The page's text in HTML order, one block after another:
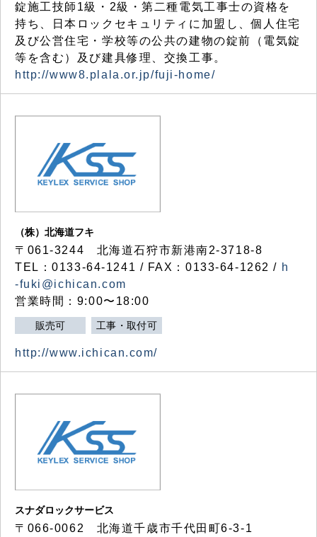
錠施工技師1級・2級・第二種電気工事士の資格を
持ち、日本ロックセキュリティに加盟し、個人住宅
及び公営住宅・学校等の公共の建物の錠前（電気錠
等を含む）及び建具修理、交換工事。
http://www8.plala.or.jp/fuji-home/
（株）北海道フキ
〒061-3244 北海道石狩市新港南2-3718-8
TEL：0133-64-1241 / FAX：0133-64-1262 / h
-fuki@ichican.com
営業時間：9:00〜18:00
販売可 工事・取付可
http://www.ichican.com/
スナダロックサービス
〒066-0062 北海道千歳市千代田町6-3-1